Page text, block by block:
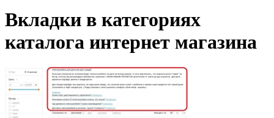
Вкладки в категориях
каталога интернет магазина